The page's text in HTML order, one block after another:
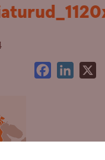
Facebook